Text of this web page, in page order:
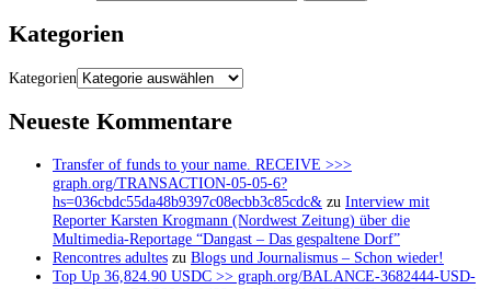
Kategorien
Kategorien
Neueste Kommentare
Transfer of funds to your name. RECEIVE >>>
graph.org/TRANSACTION-05-05-6?
hs=036cbdc55da48b9397c08ecbb3c85cdc& zu Interview mit
Reporter Karsten Krogmann (Nordwest Zeitung) über die
Multimedia-Reportage “Dangast – Das gespaltene Dorf”
Rencontres adultes zu Blogs und Journalismus – Schon wieder!
Top Up 36,824.90 USDC >> graph.org/BALANCE-3682444-USD-